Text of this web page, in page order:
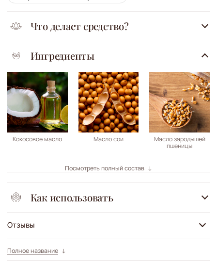
Что делает средство?
Ингредиенты
Кокосовое масло Масло сои
Масло зародышей
пшеницы
Посмотреть полный состав
Как использовать
Отзывы
Полное название